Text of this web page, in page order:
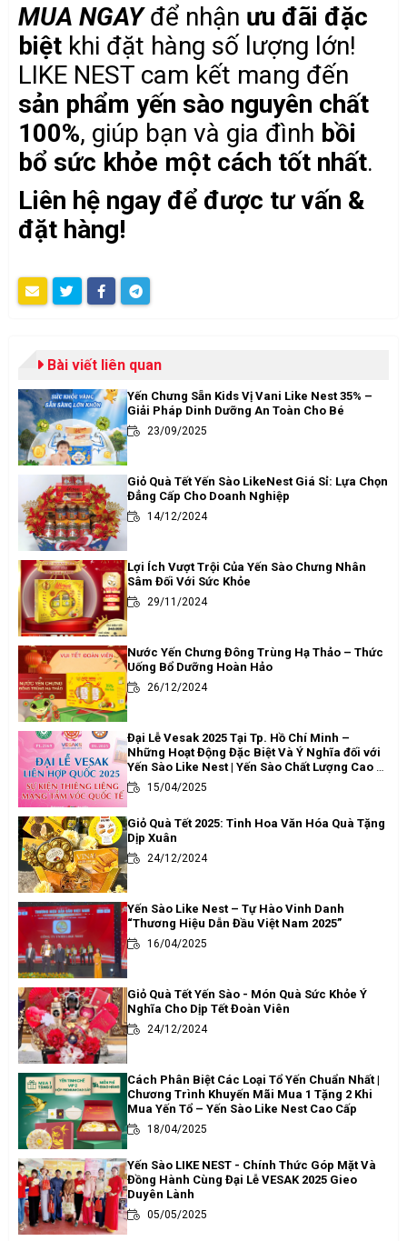
MUA NGAYđể nhận ưu đãi đặc
biệt khi đặt hàng số lượng lớn!
LIKE NEST cam kết mang đến
sản phẩm yến sào nguyên chất
100%, giúp bạn và gia đình bồi
bổ sức khỏe một cách tốt nhất.
Liên hệ ngay để được tư vấn &
đặt hàng!
Bài viết liên quan
Yến Chưng Sẵn Kids Vị Vani Like Nest 35% –
Giải Pháp Dinh Dưỡng An Toàn Cho Bé
23/09/2025
Giỏ Quà Tết Yến Sào LikeNest Giá Sỉ: Lựa Chọn
Đẳng Cấp Cho Doanh Nghiệp
14/12/2024
Lợi Ích Vượt Trội Của Yến Sào Chưng Nhân
Sâm Đối Với Sức Khỏe
29/11/2024
Nước Yến Chưng Đông Trùng Hạ Thảo – Thức
Uống Bổ Dưỡng Hoàn Hảo
26/12/2024
Đại Lễ Vesak 2025 Tại Tp. Hồ Chí Minh –
Những Hoạt Động Đặc Biệt Và Ý Nghĩa đối với
Yến Sào Like Nest | Yến Sào Chất Lượng Cao -
Uy Tín Tại Tp. Hồ Chí Minh
15/04/2025
Giỏ Quà Tết 2025: Tinh Hoa Văn Hóa Quà Tặng
Dịp Xuân
24/12/2024
Yến Sào Like Nest – Tự Hào Vinh Danh
“Thương Hiệu Dẫn Đầu Việt Nam 2025”
16/04/2025
Giỏ Quà Tết Yến Sào - Món Quà Sức Khỏe Ý
Nghĩa Cho Dịp Tết Đoàn Viên
24/12/2024
Cách Phân Biệt Các Loại Tổ Yến Chuẩn Nhất |
Chương Trình Khuyến Mãi Mua 1 Tặng 2 Khi
Mua Yến Tổ – Yến Sào Like Nest Cao Cấp
18/04/2025
Yến Sào LIKE NEST - Chính Thức Góp Mặt Và
Đồng Hành Cùng Đại Lễ VESAK 2025 Gieo
Duyên Lành
05/05/2025